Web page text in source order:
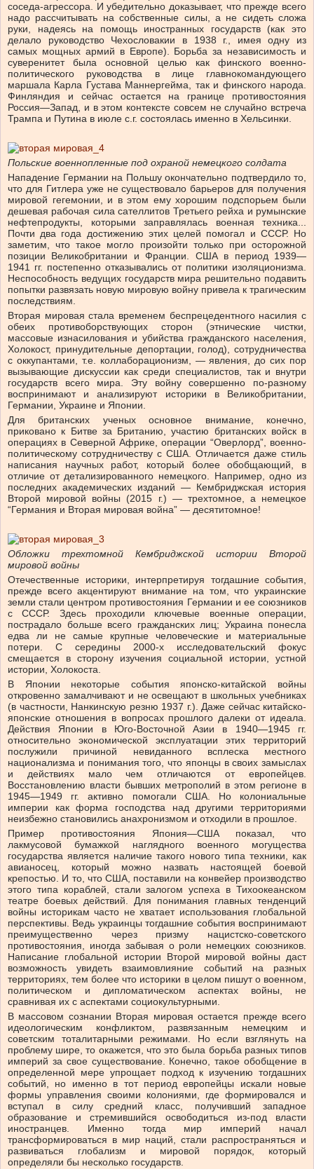
соседа-агрессора. И убедительно доказывает, что прежде всего
надо рассчитывать на собственные силы, а не сидеть сложа
руки, надеясь на помощь иностранных государств (как это
делало руководство Чехословакии в 1938 г., имея одну из
самых мощных армий в Европе). Борьба за независимость и
суверенитет была основной целью как финского военно-
политического руководства в лице главнокомандующего
маршала Карла Густава Маннергейма, так и финского народа.
Финляндия и сейчас остается на границе противостояния
Россия—Запад, и в этом контексте совсем не случайно встреча
Трампа и Путина в июле с.г. состоялась именно в Хельсинки.
Польские военнопленные под охраной немецкого солдата
Нападение Германии на Польшу окончательно подтвердило то,
что для Гитлера уже не существовало барьеров для получения
мировой гегемонии, и в этом ему хорошим подспорьем были
дешевая рабочая сила сателлитов Третьего рейха и румынские
нефтепродукты, которыми заправлялась военная техника...
Почти два года достижению этих целей помогал и СССР. Но
заметим, что такое могло произойти только при осторожной
позиции Великобритании и Франции. США в период 1939—
1941 гг. постепенно отказывались от политики изоляционизма.
Неспособность ведущих государств мира решительно подавить
попытки развязать новую мировую войну привела к трагическим
последствиям.
Вторая мировая стала временем беспрецедентного насилия с
обеих противоборствующих сторон (этнические чистки,
массовые изнасилования и убийства гражданского населения,
Холокост, принудительные депортации, голод), сотрудничества
с оккупантами, т.е. коллаборационизм, — явления, до сих пор
вызывающие дискуссии как среди специалистов, так и внутри
государств всего мира. Эту войну совершенно по-разному
воспринимают и анализируют историки в Великобритании,
Германии, Украине и Японии.
Для британских ученых основное внимание, конечно,
приковано к Битве за Британию, участию британских войск в
операциях в Северной Африке, операции “Оверлорд”, военно-
политическому сотрудничеству с США. Отличается даже стиль
написания научных работ, который более обобщающий, в
отличие от детализированного немецкого. Например, одно из
последних академических изданий — Кембриджская история
Второй мировой войны (2015 г.) — трехтомное, а немецкое
“Германия и Вторая мировая война” — десятитомное!
Обложки трехтомной Кембриджской истории Второй
мировой войны
Отечественные историки, интерпретируя тогдашние события,
прежде всего акцентируют внимание на том, что украинские
земли стали центром противостояния Германии и ее союзников
с СССР. Здесь проходили ключевые военные операции,
пострадало больше всего гражданских лиц; Украина понесла
едва ли не самые крупные человеческие и материальные
потери. С середины 2000-х исследовательский фокус
смещается в сторону изучения социальной истории, устной
истории, Холокоста.
В Японии некоторые события японско-китайской войны
откровенно замалчивают и не освещают в школьных учебниках
(в частности, Нанкинскую резню 1937 г.). Даже сейчас китайско-
японские отношения в вопросах прошлого далеки от идеала.
Действия Японии в Юго-Восточной Азии в 1940—1945 гг.
относительно экономической эксплуатации этих территорий
послужили причиной невиданного всплеска местного
национализма и понимания того, что японцы в своих замыслах
и действиях мало чем отличаются от европейцев.
Восстановлению власти бывших метрополий в этом регионе в
1945—1949 гг. активно помогали США. Но колониальные
империи как форма господства над другими территориями
неизбежно становились анахронизмом и отходили в прошлое.
Пример противостояния Япония—США показал, что
лакмусовой бумажкой наглядного военного могущества
государства является наличие такого нового типа техники, как
авианосец, который можно назвать настоящей боевой
крепостью. И то, что США, поставили на конвейер производство
этого типа кораблей, стали залогом успеха в Тихоокеанском
театре боевых действий. Для понимания главных тенденций
войны историкам часто не хватает использования глобальной
перспективы. Ведь украинцы тогдашние события воспринимают
преимущественно через призму нацистско-советского
противостояния, иногда забывая о роли немецких союзников.
Написание глобальной истории Второй мировой войны даст
возможность увидеть взаимовлияние событий на разных
территориях, тем более что историки в целом пишут о военном,
политическом и дипломатическом аспектах войны, не
сравнивая их с аспектами социокультурными.
В массовом сознании Вторая мировая остается прежде всего
идеологическим конфликтом, развязанным немецким и
советским тоталитарными режимами. Но если взглянуть на
проблему шире, то окажется, что это была борьба разных типов
империй за свое существование. Конечно, такое обобщение в
определенной мере упрощает подход к изучению тогдашних
событий, но именно в тот период европейцы искали новые
формы управления своими колониями, где формировался и
вступал в силу средний класс, получивший западное
образование и стремившийся освободиться из-под власти
иностранцев. Именно тогда мир империй начал
трансформироваться в мир наций, стали распространяться и
развиваться глобализм и мировой порядок, который
определяли бы несколько государств.